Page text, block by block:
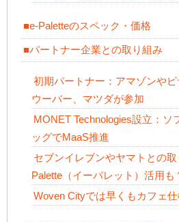
■e-Paletteのスペック・価格
■パートナー企業との取り組み
初期パートナー：アマゾンやピ
ウーバー、マツダが参加
MONET Technologies設立：ソ
ッグでMaaS推進
セブンイレブンやヤマトとの
Palette（イーパレット）活用も
Woven Cityでは早くもカフェ